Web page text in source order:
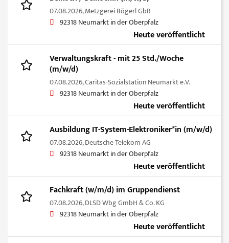
07.08.2026,Metzgerei Bögerl GbR
92318 Neumarkt in der Oberpfalz
Heute veröffentlicht
Verwaltungskraft - mit 25 Std./Woche
(m/w/d)
07.08.2026,Caritas-Sozialstation Neumarkt e.V.
92318 Neumarkt in der Oberpfalz
Heute veröffentlicht
Ausbildung IT-System-Elektroniker*in (m/w/d)
07.08.2026,Deutsche Telekom AG
92318 Neumarkt in der Oberpfalz
Heute veröffentlicht
Fachkraft (w/m/d) im Gruppendienst
07.08.2026,DLSD Wbg GmbH & Co. KG
92318 Neumarkt in der Oberpfalz
Heute veröffentlicht